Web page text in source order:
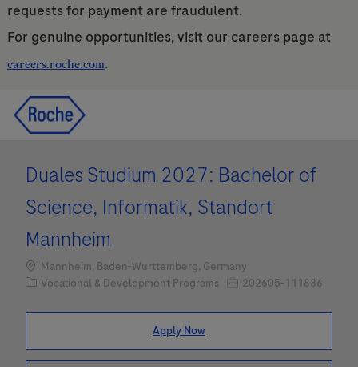
requests for payment are fraudulent.
For genuine opportunities, visit our careers page at
careers.roche.com.
Duales Studium 2027: Bachelor of
Science, Informatik, Standort
Mannheim
Location
Mannheim, Baden-Wurttemberg, Germany
Category
Vocational & Development Programs Job Id202605-111886
Apply Now